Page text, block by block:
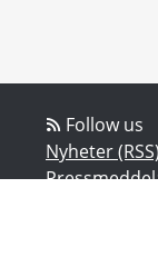
Follow us
Nyheter (RSS)